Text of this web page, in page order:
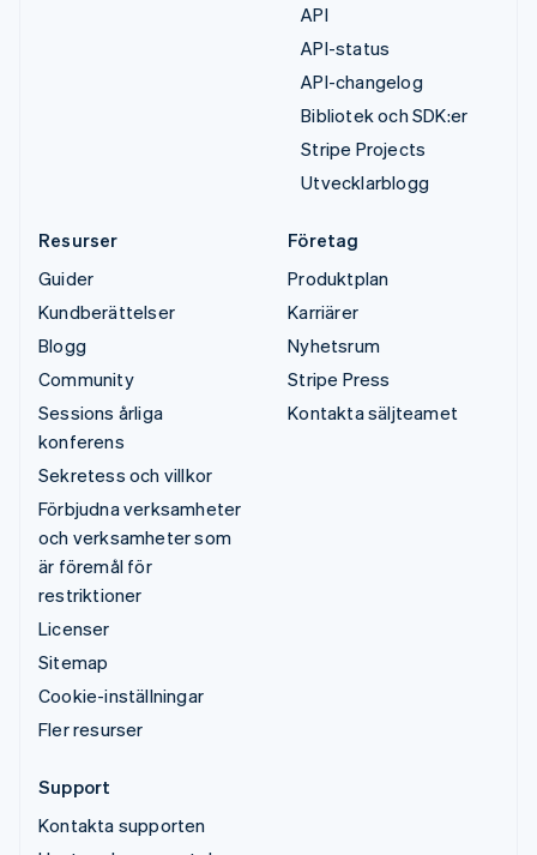
API
API-status
API-changelog
Bibliotek och SDK:er
Stripe Projects
Utvecklarblogg
Resurser
Guider
Kundberättelser
Blogg
Community
Sessions årliga
konferens
Sekretess och villkor
Förbjudna verksamheter
och verksamheter som
är föremål för
restriktioner
Licenser
Sitemap
Cookie-inställningar
Fler resurser
Företag
Produktplan
Karriärer
Nyhetsrum
Stripe Press
Kontakta säljteamet
Support
Kontakta supporten